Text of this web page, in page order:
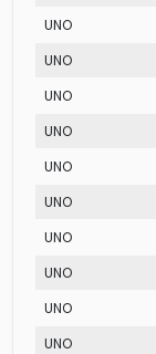
UNO
UNO
UNO
UNO
UNO
UNO
UNO
UNO
UNO
UNO